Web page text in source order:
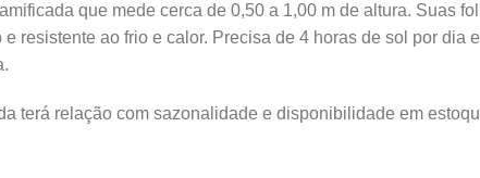
que mede cerca de 0,50 a 1,00 m de altura. Suas
resistente ao frio e calor. Precisa de 4 horas de sol por
terá relação com sazonalidade e disponibilidade em